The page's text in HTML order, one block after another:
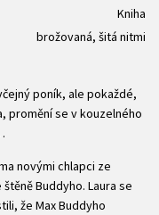
Kniha
brožovaná, šitá nitmi
poník, ale pokaždé,
promění se v kouzelného
novými chlapci ze
Buddyho. Laura se
že Max Buddyho